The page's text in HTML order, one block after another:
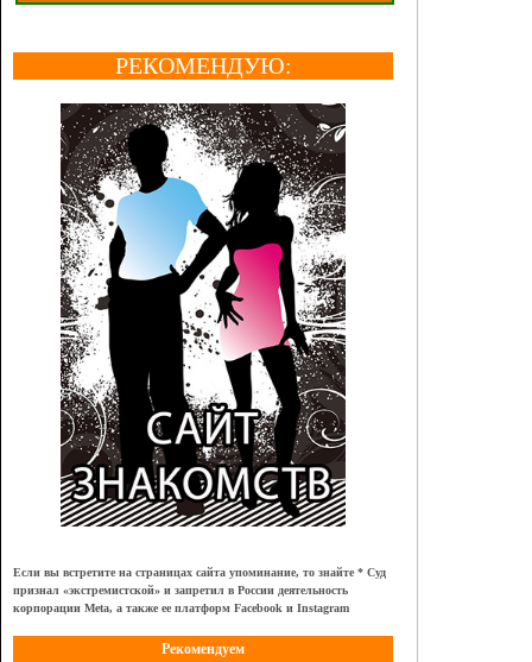
РЕКОМЕНДУЮ:
Если вы встретите на страницах сайта упоминание, то знайте * Суд
признал «экстремистской» и запретил в России деятельность
корпорации Meta, а также ее платформ Facebook и Instagram
Рекомендуем